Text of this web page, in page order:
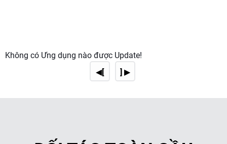
Không có Ứng dụng nào được Update!
◀[
] ▶